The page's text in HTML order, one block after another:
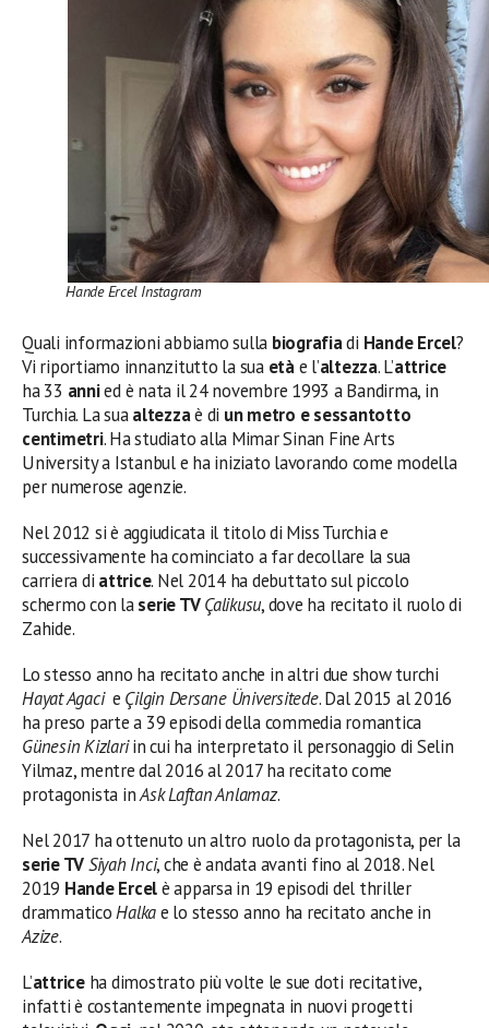
Hande Ercel Instagram
Quali informazioni abbiamo sulla biografiadi Hande Ercel?
Vi riportiamo innanzitutto la sua etàe l’altezza. L’attrice
ha 33 annied è nata il 24 novembre 1993 a Bandirma, in
Turchia. La suaaltezzaè di un metro e sessantotto
centimetri. Ha studiato alla Mimar Sinan Fine Arts
University a Istanbul e ha iniziato lavorando come modella
per numerose agenzie.
Nel 2012 si è aggiudicata il titolo di Miss Turchia e
successivamente ha cominciato a far decollare la sua
carriera di attrice. Nel 2014 ha debuttato sul piccolo
schermo con laserie TVÇalikusu, dove ha recitato il ruolo di
Zahide.
Lo stesso anno ha recitato anche in altri due show turchi
Hayat Agaci e Çilgin Dersane Üniversitede. Dal 2015 al 2016
ha preso parte a 39 episodi della commedia romantica
Günesin Kizlariin cui ha interpretato il personaggio di Selin
Yilmaz, mentre dal 2016 al 2017 ha recitato come
protagonista inAsk Laftan Anlamaz.
Nel 2017 ha ottenuto un altro ruolo da protagonista, per la
serie TVSiyah Inci, che è andata avanti fino al 2018. Nel
2019 Hande Ercelè apparsa in 19 episodi del thriller
drammaticoHalkae lo stesso anno ha recitato anche in
Azize.
L’attriceha dimostrato più volte le sue doti recitative,
infatti è costantemente impegnata in nuovi progetti